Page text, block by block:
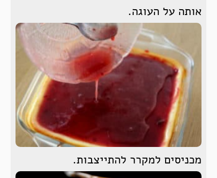
אותה על העוגה.
מכניסים למקרר להתייצבות.